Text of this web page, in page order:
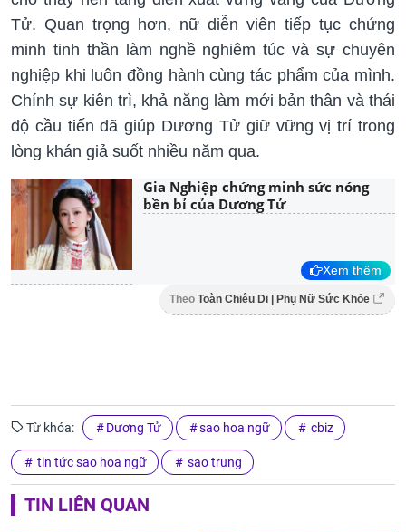
Tử. Quan trọng hơn, nữ diễn viên tiếp tục chứng
minh tinh thần làm nghề nghiêm túc và sự chuyên
nghiệp khi luôn đồng hành cùng tác phẩm của mình.
Chính sự kiên trì, khả năng làm mới bản thân và thái
độ cầu tiến đã giúp Dương Tử giữ vững vị trí trong
lòng khán giả suốt nhiều năm qua.
Gia Nghiệp chứng minh sức nóng
bền bỉ của Dương Tử
Xem thêm
Theo Toàn Chiêu Di | Phụ Nữ Sức Khỏe
Từ khóa: Dương Tử sao hoa ngữ cbiz
tin tức sao hoa ngữ sao trung
TIN LIÊN QUAN